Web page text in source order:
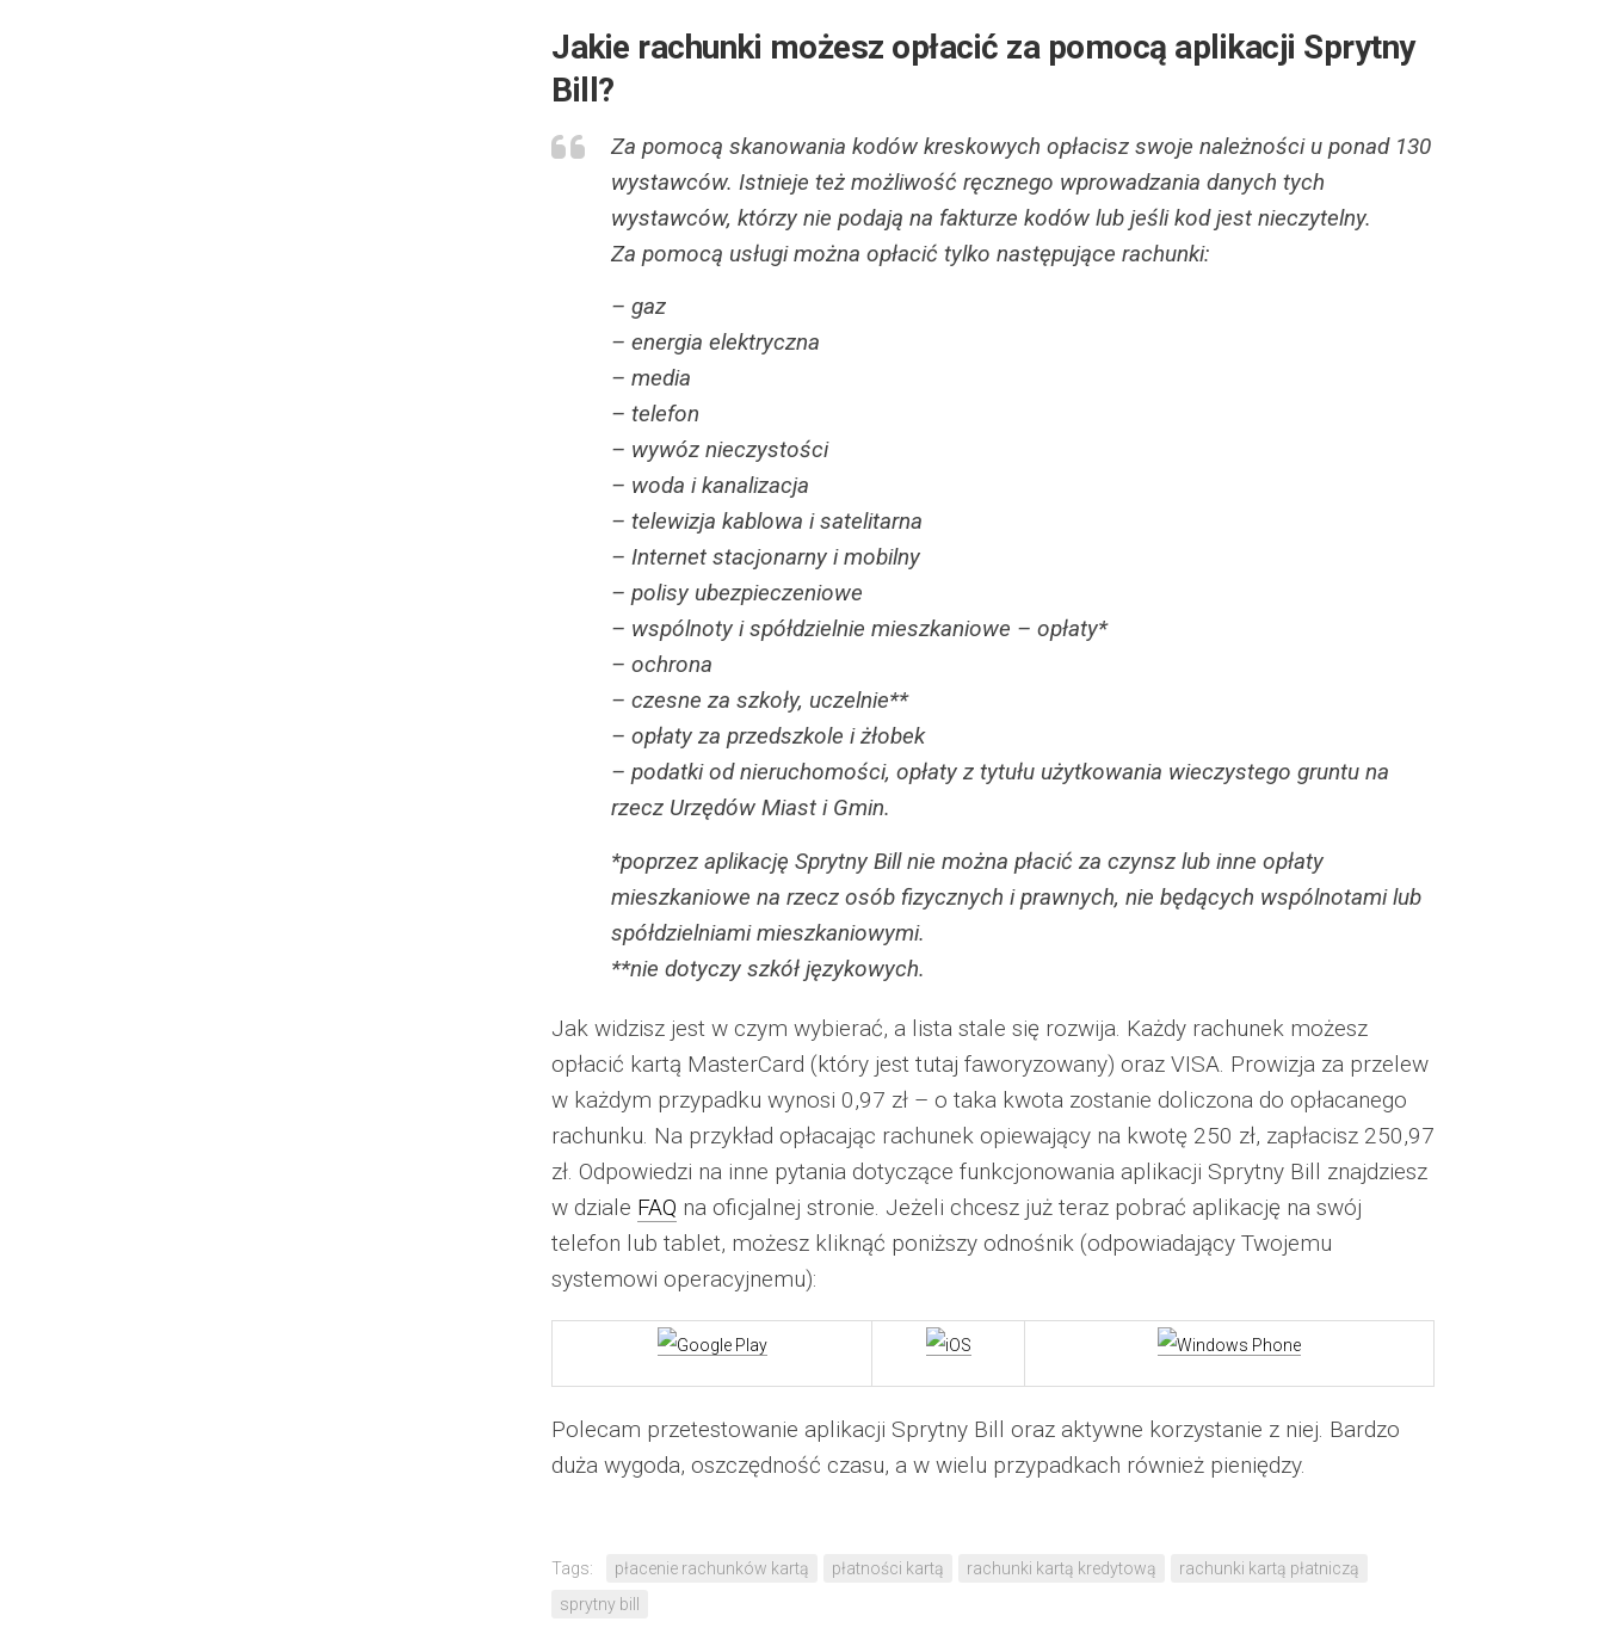
Jakie rachunki możesz opłacić za pomocą aplikacji Sprytny
Bill?
Za pomocą skanowania kodów kreskowych opłacisz swoje należności u ponad 130
wystawców. Istnieje też możliwość ręcznego wprowadzania danych tych
wystawców, którzy nie podają na fakturze kodów lub jeśli kod jest nieczytelny.
Za pomocą usługi można opłacić tylko następujące rachunki:
– gaz
– energia elektryczna
– media
– telefon
– wywóz nieczystości
– woda i kanalizacja
– telewizja kablowa i satelitarna
– Internet stacjonarny i mobilny
– polisy ubezpieczeniowe
– wspólnoty i spółdzielnie mieszkaniowe – opłaty*
– ochrona
– czesne za szkoły, uczelnie**
– opłaty za przedszkole i żłobek
– podatki od nieruchomości, opłaty z tytułu użytkowania wieczystego gruntu na
rzecz Urzędów Miast i Gmin.
*poprzez aplikację Sprytny Bill nie można płacić za czynsz lub inne opłaty
mieszkaniowe na rzecz osób fizycznych i prawnych, nie będących wspólnotami lub
spółdzielniami mieszkaniowymi.
**nie dotyczy szkół językowych.
Jak widzisz jest w czym wybierać, a lista stale się rozwija. Każdy rachunek możesz
opłacić kartą MasterCard (który jest tutaj faworyzowany) oraz VISA. Prowizja za przelew
w każdym przypadku wynosi 0,97 zł – o taka kwota zostanie doliczona do opłacanego
rachunku. Na przykład opłacając rachunek opiewający na kwotę 250 zł, zapłacisz 250,97
zł. Odpowiedzi na inne pytania dotyczące funkcjonowania aplikacji Sprytny Bill znajdziesz
w dziale FAQ na oficjalnej stronie. Jeżeli chcesz już teraz pobrać aplikację na swój
telefon lub tablet, możesz kliknąć poniższy odnośnik (odpowiadający Twojemu
systemowi operacyjnemu):
Polecam przetestowanie aplikacji Sprytny Bill oraz aktywne korzystanie z niej. Bardzo
duża wygoda, oszczędność czasu, a w wielu przypadkach również pieniędzy.
Tags: płacenie rachunków kartą płatności kartą rachunki kartą kredytową
rachunki kartą płatniczą
sprytny bill